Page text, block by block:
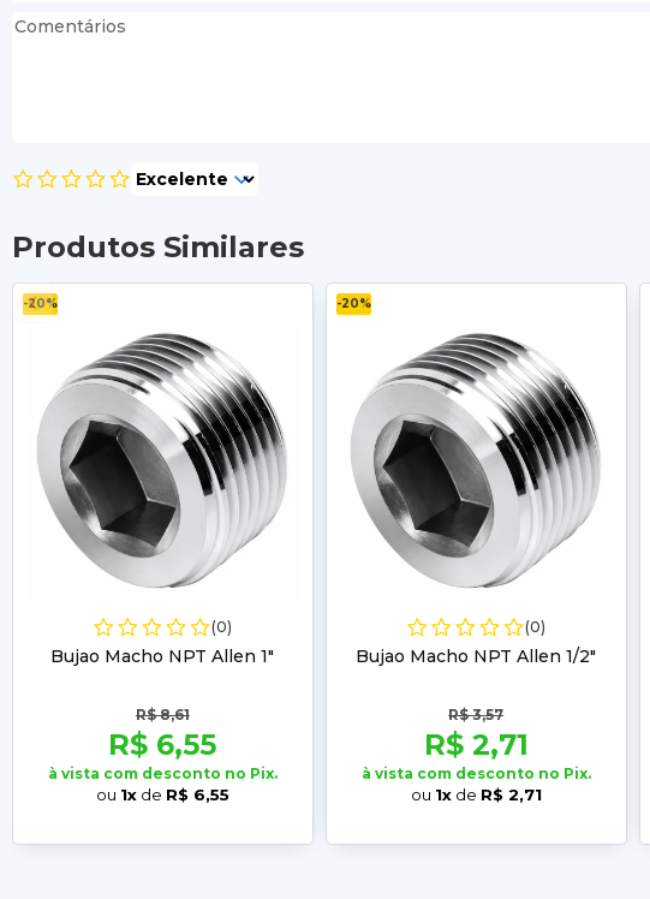
Produtos Similares
-20%
(0)
Bujao Macho NPT Allen 1"
R$ 8,61
R$ 6,55
à vista com desconto no Pix.
ou 1xde R$ 6,55
-20%
(0)
Bujao Macho NPT Allen 1/2"
R$ 3,57
R$ 2,71
à vista com desconto no Pix.
ou 1xde R$ 2,71